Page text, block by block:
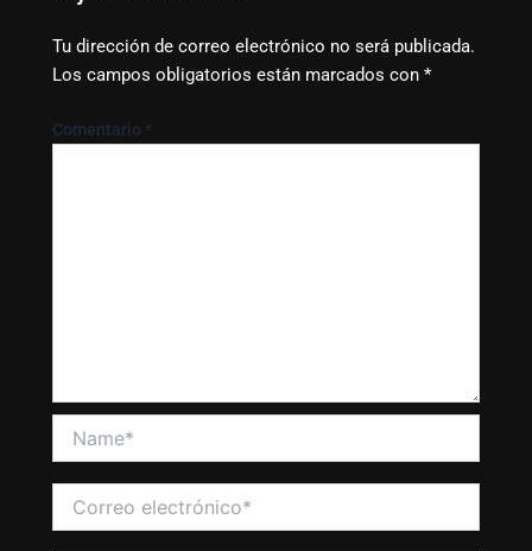
Tu dirección de correo electrónico no será publicada.
Los campos obligatorios están marcados con*
Comentario*
electrónico*